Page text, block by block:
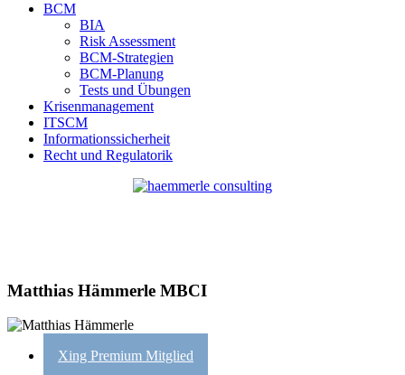
BCM
BIA
Risk Assessment
BCM-Strategien
BCM-Planung
Tests und Übungen
Krisenmanagement
ITSCM
Informationssicherheit
Recht und Regulatorik
Matthias Hämmerle MBCI
Xing Premium Mitglied